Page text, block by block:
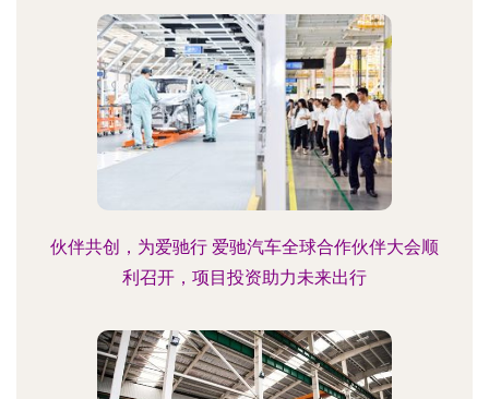
伙伴共创，为爱驰行 爱驰汽车全球合作伙伴大会顺
利召开，项目投资助力未来出行